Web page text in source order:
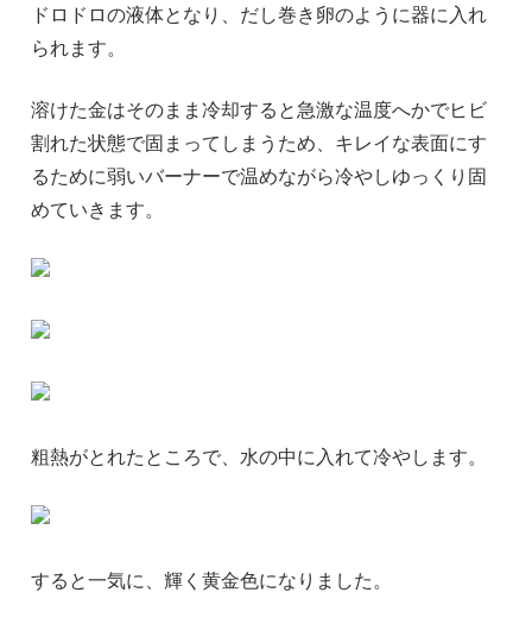
ドロドロの液体となり、だし巻き卵のように器に入れ
られます。
溶けた金はそのまま冷却すると急激な温度へかでヒビ
割れた状態で固まってしまうため、キレイな表面にす
るために弱いバーナーで温めながら冷やしゆっくり固
めていきます。
粗熱がとれたところで、水の中に入れて冷やします。
すると一気に、輝く黄金色になりました。